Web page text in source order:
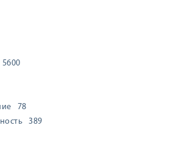
5600
78
389